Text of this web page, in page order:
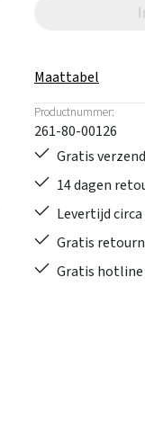
Maattabel
Productnummer:
261-80-00126
Gratis
14 dagen
Levertijd
Gratis
Gratis hotline